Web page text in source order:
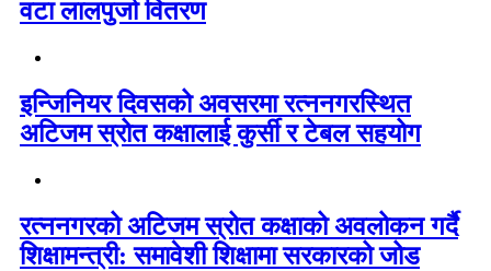
वटा लालपुर्जा वितरण
इन्जिनियर दिवसको अवसरमा रत्ननगरस्थित
अटिजम स्रोत कक्षालाई कुर्सी र टेबल सहयोग
रत्ननगरको अटिजम स्रोत कक्षाको अवलोकन गर्दै
शिक्षामन्त्री: समावेशी शिक्षामा सरकारको जोड